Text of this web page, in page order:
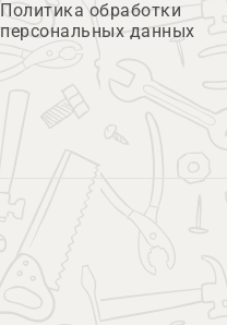
Политика обработки
персональных данных